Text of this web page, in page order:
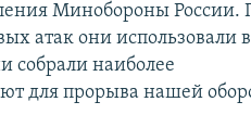
Минобороны России.
атак они использовали
собрали наиболее
для прорыва нашей